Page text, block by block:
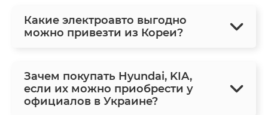
Какие электроавто выгодно
можно привезти из Кореи?
Зачем покупать Hyundai, KIA,
если их можно приобрести у
официалов в Украине?